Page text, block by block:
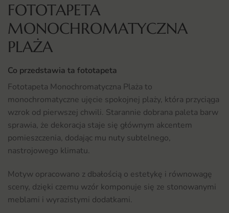
FOTOTAPETA
MONOCHROMATYCZNA
PLAŻA
Co przedstawia ta fototapeta
Fototapeta Monochromatyczna Plaża to
monochromatyczne ujęcie spokojnej plaży, która przyciąga
wzrok od pierwszej chwili. Starannie dobrana paleta barw
sprawia, że dekoracja staje się głównym akcentem
pomieszczenia, dodając mu nuty subtelnego,
nastrojowego klimatu.
Motyw opracowano z dbałością o estetykę i równowagę
sceny, dzięki czemu wzór komponuje się ze stonowanymi
meblami i wyrazistymi dodatkami.